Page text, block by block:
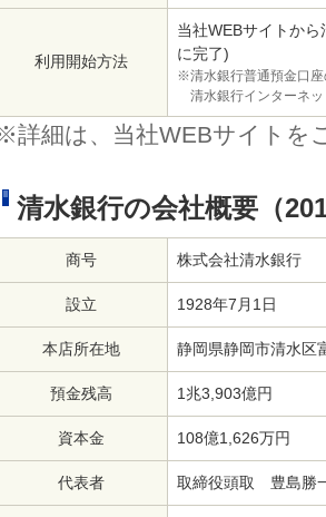
利用開始方法
当社WEBサイトか
に完了)
※清水銀行普通預金口
清水銀行インターネ
詳細は、当社WEBサイトを
清水銀行の会社概要（
商号 株式会社清水銀行
設立 1928年7月1日
本店所在地 静岡県静岡市清水区
預金残高 1兆3,903億円
資本金 108億1,626万円
代表者 取締役頭取 豊島勝